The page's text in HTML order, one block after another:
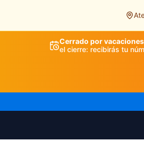
Cerrado por
el cierre: recibirás tu